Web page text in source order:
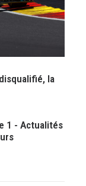
la
1 - Actualités